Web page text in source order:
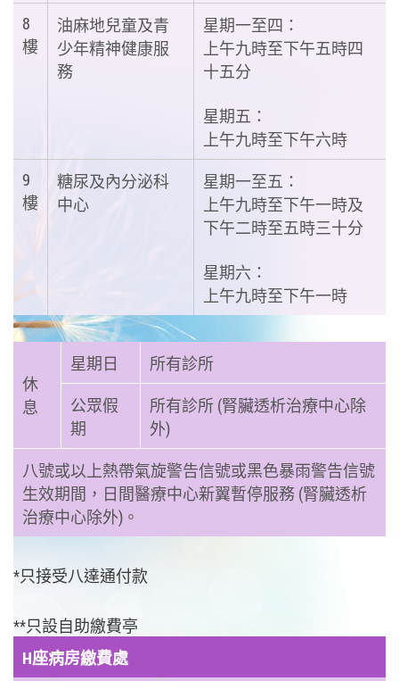
8
樓
油麻地兒童及青
少年精神健康服
務
星期一至四：
上午九時至下午五時四
十五分
星期五：
上午九時至下午六時
9
樓
糖尿及內分泌科
中心
星期一至五：
上午九時至下午一時及
下午二時至五時三十分
星期六：
上午九時至下午一時
休
息
星期日
所有診所
公眾假
期
所有診所 (腎臟透析治療中心除
外)
八號或以上熱帶氣旋警告信號或黑色暴雨警告信號
生效期間，日間醫療中心新翼暫停服務 (腎臟透析
治療中心除外)。
*只接受八達通付款
**只設自助繳費亭
H座病房繳費處